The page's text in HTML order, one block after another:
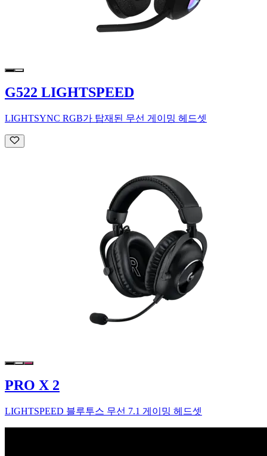
G522 LIGHTSPEED
LIGHTSYNC RGB가 탑재된 무선 게이밍 헤드셋
PRO X 2
LIGHTSPEED 블루투스 무선 7.1 게이밍 헤드셋